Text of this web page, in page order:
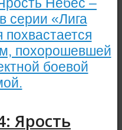
серии «Лига
похвастается
похорошевшей
боевой
Ярость